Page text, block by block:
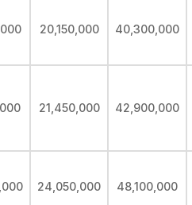
20,150,000 40,300,000
21,450,000 42,900,000
24,050,000 48,100,000